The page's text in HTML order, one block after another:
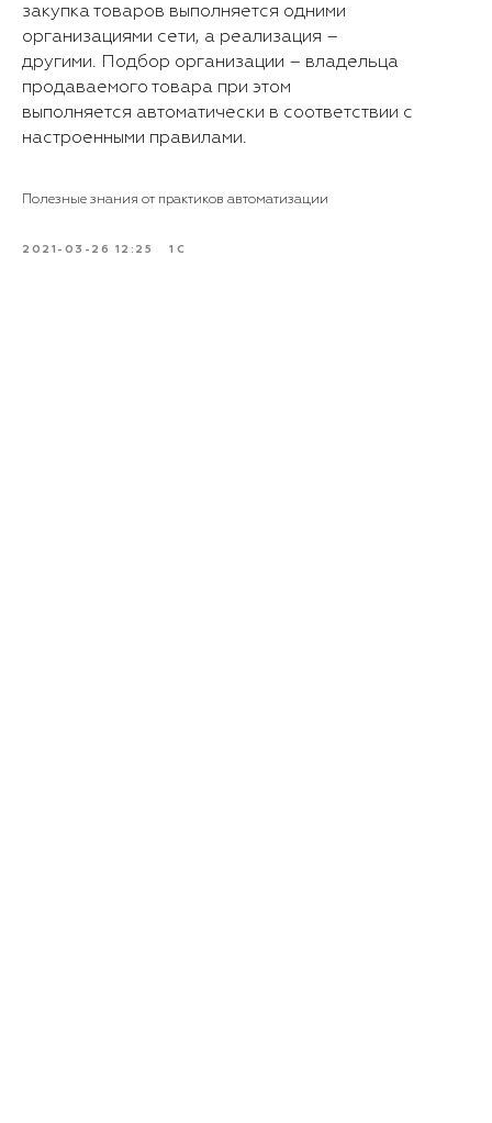
закупка товаров выполняется одними
организациями сети, а реализация –
другими. Подбор организации – владельца
продаваемого товара при этом
выполняется автоматически в соответствии с
настроенными правилами.
Полезные знания от практиков автоматизации
2021-03-26 12:25 1С